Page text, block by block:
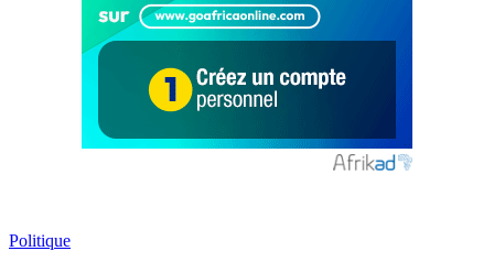
Politique